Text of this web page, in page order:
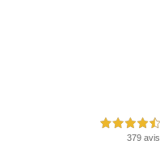
4,5 étoiles sur 5
379 avis